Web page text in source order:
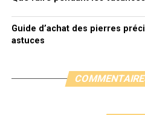
Guide d’achat des pierres
astuces